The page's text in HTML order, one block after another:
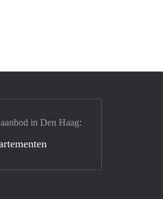
in Den Haag: